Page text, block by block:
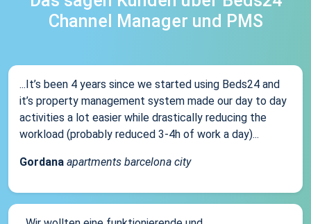
Channel Manager und PMS
...It’s been 4 years since we started using Beds24 and
it’s property management system made our day to day
activities a lot easier while drastically reducing the
workload (probably reduced 3-4h of work a day)...
Gordana apartments barcelona city